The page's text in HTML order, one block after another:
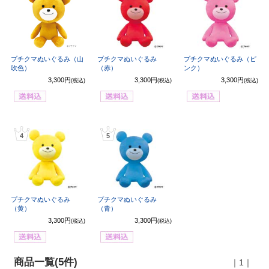
プチクマぬいぐるみ（山
吹色）
3,300円 (税込)
プチクマぬいぐるみ
（赤）
3,300円 (税込)
プチクマぬいぐるみ（ピ
ンク）
3,300円(税込)
4
プチクマぬいぐるみ
（黄）
3,300円 (税込)
5
プチクマぬいぐるみ
（青）
3,300円 (税込)
商品一覧(5件)
｜1｜